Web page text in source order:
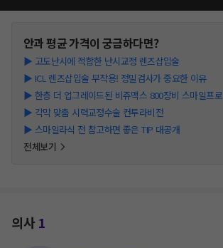
안과평균 가격이 궁금하다면?
▶ 고도난시에 적합한 난시교정 렌즈삽입술
▶ ICL 렌즈삽입술 부작용! 정밀검사가 중요한 이유
▶ 한층 더 업그레이드된 비쥬맥스 800장비 스마일프로
▶ 각막 맞춤 시력교정수술 컨투라비전
▶ 스마일라식 전 참고하면 좋은 TIP 대공개
전체보기
의사1